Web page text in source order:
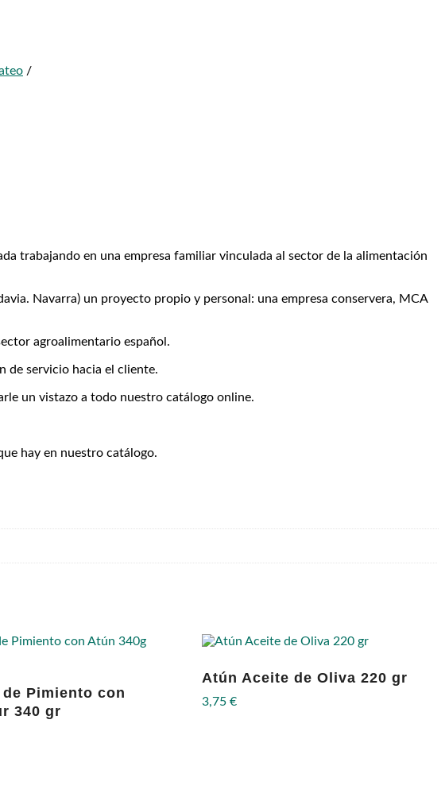
trabajando en una empresa familiar vinculada al sector de la alimentación
Navarra) un proyecto propio y personal: una empresa conservera, MCA
agroalimentario español.
de servicio hacia el cliente.
un vistazo a todo nuestro catálogo online.
hay en nuestro catálogo.
de Pimiento con
340 gr
Atún Aceite de Oliva 220 gr
3,75 €